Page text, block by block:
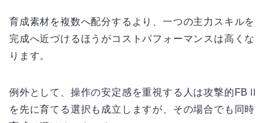
育成素材を複数へ配分するより、一つの主力スキルを
完成へ近づけるほうがコストパフォーマンスは高くな
ります。
例外として、操作の安定感を重視する人は攻撃的FBⅡ
を先に育てる選択も成立しますが、その場合でも同時